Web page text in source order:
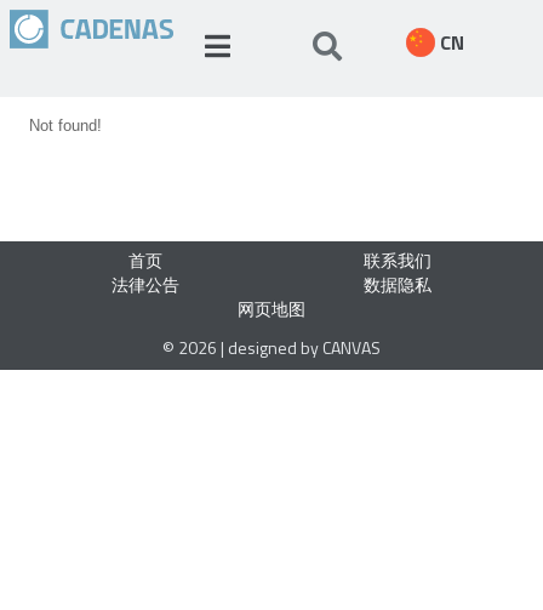
CN
Not found!
首页
联系我们
法律公告
数据隐私
网页地图
© 2026 | designed by CANVAS